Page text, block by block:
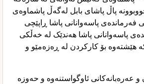
پاڵ پاشای بابل لەگەڵ پاشماوەی
فەرماندەی پاسەوانانی پاشا ڕاپێچی
پاسەوانانی پاشا هەندێک لە خەڵکی
هێشتەوە بۆ کارکردن لە ڕەزەمێو و
و عەرەبانەکانی ئاوگواستنەوە و حەوزە